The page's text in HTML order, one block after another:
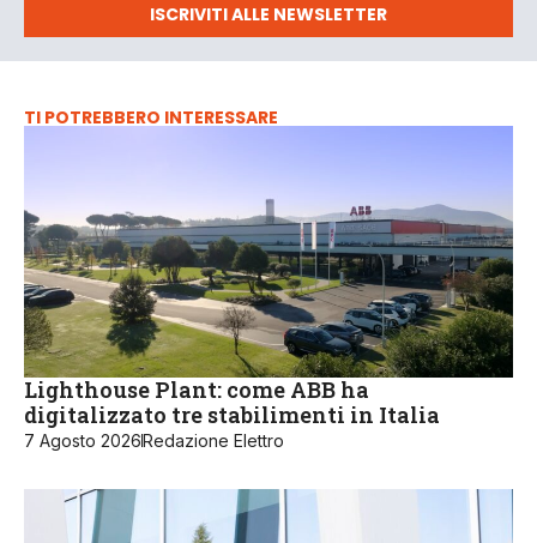
ISCRIVITI ALLE NEWSLETTER
TI POTREBBERO INTERESSARE
Lighthouse Plant: come ABB ha
digitalizzato tre stabilimenti in Italia
7 Agosto 2026Redazione Elettro